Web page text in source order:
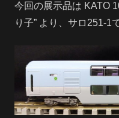
今回の展示品は KATO
り子” より、サロ251-1